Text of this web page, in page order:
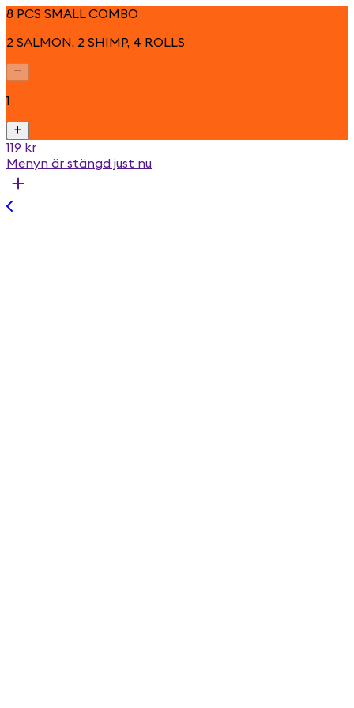
8 PCS SMALL COMBO
2 SALMON, 2 SHIMP, 4 ROLLS
1
119 kr
Menyn är stängd just nu